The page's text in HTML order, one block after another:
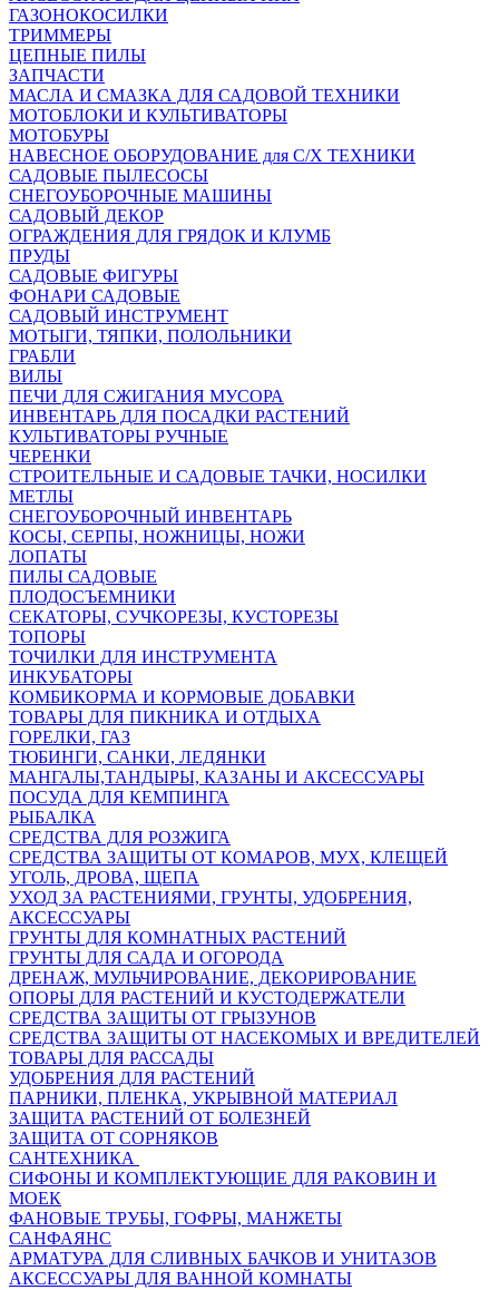
ГАЗОНОКОСИЛКИ
ТРИММЕРЫ
ЦЕПНЫЕ ПИЛЫ
ЗАПЧАСТИ
МАСЛА И СМАЗКА ДЛЯ САДОВОЙ ТЕХНИКИ
МОТОБЛОКИ И КУЛЬТИВАТОРЫ
МОТОБУРЫ
НАВЕСНОЕ ОБОРУДОВАНИЕ для С/Х ТЕХНИКИ
САДОВЫЕ ПЫЛЕСОСЫ
СНЕГОУБОРОЧНЫЕ МАШИНЫ
САДОВЫЙ ДЕКОР
ОГРАЖДЕНИЯ ДЛЯ ГРЯДОК И КЛУМБ
ПРУДЫ
САДОВЫЕ ФИГУРЫ
ФОНАРИ САДОВЫЕ
САДОВЫЙ ИНСТРУМЕНТ
МОТЫГИ, ТЯПКИ, ПОЛОЛЬНИКИ
ГРАБЛИ
ВИЛЫ
ПЕЧИ ДЛЯ СЖИГАНИЯ МУСОРА
ИНВЕНТАРЬ ДЛЯ ПОСАДКИ РАСТЕНИЙ
КУЛЬТИВАТОРЫ РУЧНЫЕ
ЧЕРЕНКИ
СТРОИТЕЛЬНЫЕ И САДОВЫЕ ТАЧКИ, НОСИЛКИ
МЕТЛЫ
СНЕГОУБОРОЧНЫЙ ИНВЕНТАРЬ
КОСЫ, СЕРПЫ, НОЖНИЦЫ, НОЖИ
ЛОПАТЫ
ПИЛЫ САДОВЫЕ
ПЛОДОСЪЕМНИКИ
СЕКАТОРЫ, СУЧКОРЕЗЫ, КУСТОРЕЗЫ
ТОПОРЫ
ТОЧИЛКИ ДЛЯ ИНСТРУМЕНТА
ИНКУБАТОРЫ
КОМБИКОРМА И КОРМОВЫЕ ДОБАВКИ
ТОВАРЫ ДЛЯ ПИКНИКА И ОТДЫХА
ГОРЕЛКИ, ГАЗ
ТЮБИНГИ, САНКИ, ЛЕДЯНКИ
МАНГАЛЫ,ТАНДЫРЫ, КАЗАНЫ И АКСЕССУАРЫ
ПОСУДА ДЛЯ КЕМПИНГА
РЫБАЛКА
СРЕДСТВА ДЛЯ РОЗЖИГА
СРЕДСТВА ЗАЩИТЫ ОТ КОМАРОВ, МУХ, КЛЕЩЕЙ
УГОЛЬ, ДРОВА, ЩЕПА
УХОД ЗА РАСТЕНИЯМИ, ГРУНТЫ, УДОБРЕНИЯ,
АКСЕССУАРЫ
ГРУНТЫ ДЛЯ КОМНАТНЫХ РАСТЕНИЙ
ГРУНТЫ ДЛЯ САДА И ОГОРОДА
ДРЕНАЖ, МУЛЬЧИРОВАНИЕ, ДЕКОРИРОВАНИЕ
ОПОРЫ ДЛЯ РАСТЕНИЙ И КУСТОДЕРЖАТЕЛИ
СРЕДСТВА ЗАЩИТЫ ОТ ГРЫЗУНОВ
СРЕДСТВА ЗАЩИТЫ ОТ НАСЕКОМЫХ И ВРЕДИТЕЛЕЙ
ТОВАРЫ ДЛЯ РАССАДЫ
УДОБРЕНИЯ ДЛЯ РАСТЕНИЙ
ПАРНИКИ, ПЛЕНКА, УКРЫВНОЙ МАТЕРИАЛ
ЗАЩИТА РАСТЕНИЙ ОТ БОЛЕЗНЕЙ
ЗАЩИТА ОТ СОРНЯКОВ
САНТЕХНИКА
СИФОНЫ И КОМПЛЕКТУЮЩИЕ ДЛЯ РАКОВИН И
МОЕК
ФАНОВЫЕ ТРУБЫ, ГОФРЫ, МАНЖЕТЫ
САНФАЯНС
АРМАТУРА ДЛЯ СЛИВНЫХ БАЧКОВ И УНИТАЗОВ
АКСЕССУАРЫ ДЛЯ ВАННОЙ КОМНАТЫ